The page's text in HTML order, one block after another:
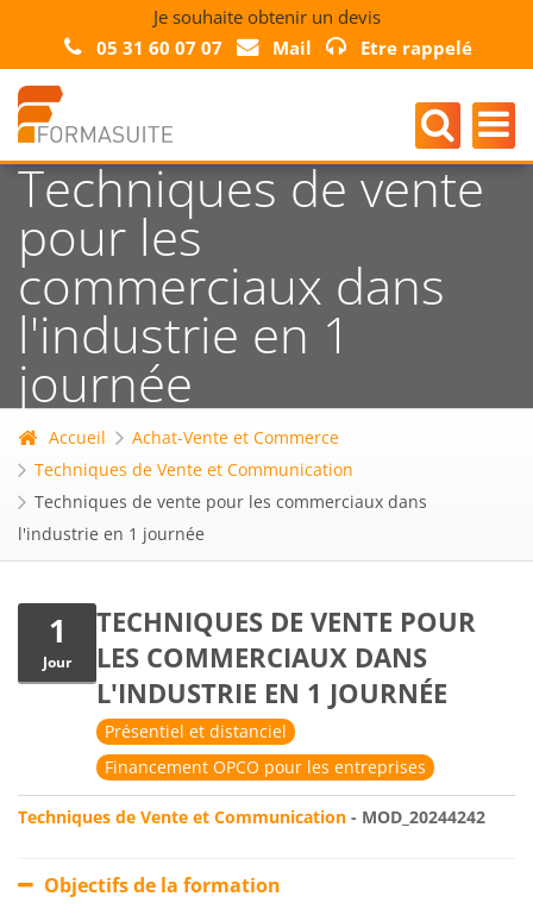
Je souhaite obtenir un devis
05 31 60 07 07
Mail Etre rappelé
Techniques de vente
pour les
commerciaux dans
l'industrie en 1
journée
Accueil
Achat-Vente et Commerce
Techniques de Vente et Communication
Techniques de vente pour les commerciaux dans
l'industrie en 1 journée
1
Jour
TECHNIQUES DE VENTE POUR
LES COMMERCIAUX DANS
L'INDUSTRIE EN 1 JOURNÉE
Présentiel et distanciel
Financement OPCO pour les entreprises
Techniques de Vente et Communication - MOD_20244242
Objectifs de la formation